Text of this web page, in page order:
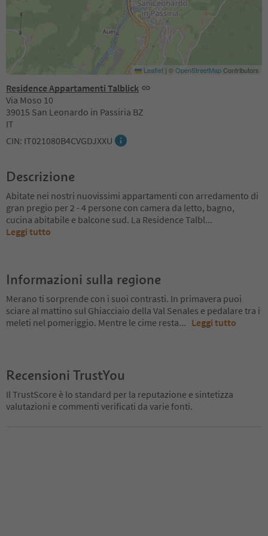
Residence Appartamenti Talblick
Via Moso 10
39015 San Leonardo in Passiria BZ
IT
CIN: IT021080B4CVGDJXXU
Leaflet | ©OpenStreetMapContributors
Descrizione
Abitate nei nostri nuovissimi appartamenti con arredamento di
gran pregio per 2 - 4 persone con camera da letto, bagno,
cucina abitabile e balcone sud. La Residence Talbl...
Leggi tutto
Informazioni sulla regione
Merano ti sorprende con i suoi contrasti. In primavera puoi
sciare al mattino sul Ghiacciaio della Val Senales e pedalare tra i
meleti nel pomeriggio. Mentre le cime resta... Leggi tutto
Recensioni TrustYou
Il TrustScore è lo standard per la reputazione e sintetizza
valutazioni e commenti verificati da varie fonti.